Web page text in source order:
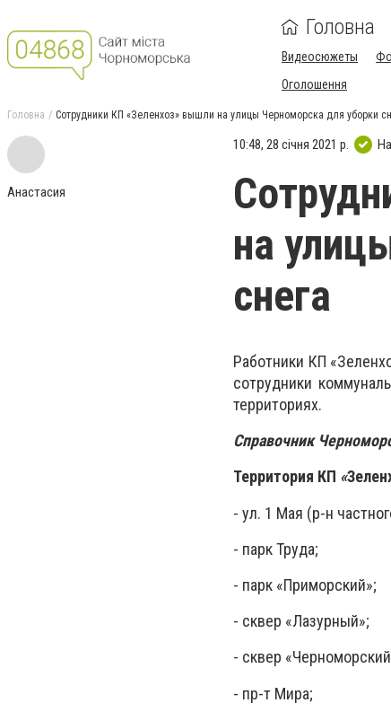
Головна
Видеосюжеты
Оголошення
Головна Сотрудники КП «Зеленхоз» вышли на улицы Черноморска для уборки
Анастасия
10:48, 28 січня 2021 р.
на
снега
Работники КП
сотрудники
территориях.
Справочник
Территория КП «
- ул. 1 Мая (р-н
- парк Труда;
- парк «Приморский»;
- сквер «Лазурный»;
- сквер
- пр-т Мира;